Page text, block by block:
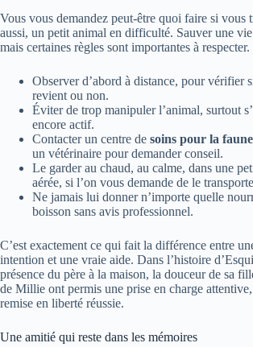
Vous vous demandez peut-être quoi faire si vous
aussi, un petit animal en difficulté. Sauver une
mais certaines règles sont importantes à respecter.
Observer d’abord à distance, pour vérifier
revient ou non.
Éviter de trop manipuler l’animal, surtout
encore actif.
Contacter un centre de soins pour la
un vétérinaire pour demander conseil.
Le garder au chaud, au calme, dans une
aérée, si l’on vous demande de le
Ne jamais lui donner n’importe quelle
boisson sans avis professionnel.
C’est exactement ce qui fait la différence entre
intention et une vraie aide. Dans l’histoire
présence du père à la maison, la douceur de sa
de Millie ont permis une prise en charge
remise en liberté réussie.
Une amitié qui reste dans les mémoires